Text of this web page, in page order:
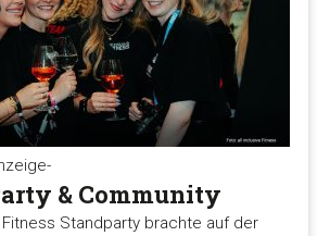
& Community
Fitness Standparty brachte auf der